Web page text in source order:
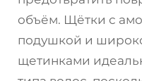
объём. Щётки с
подушкой и
щетинками